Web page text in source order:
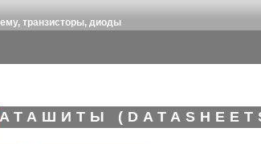
транзисторы, диоды